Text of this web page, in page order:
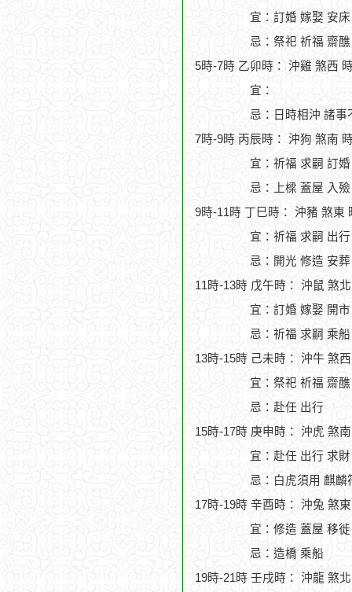
宜：訂婚 嫁娶 安
忌：祭祀 祈福 齋
5時-7時 乙卯時： 沖雞 煞西
宜：
忌：日時相沖 諸事
7時-9時 丙辰時： 沖狗 煞南
宜：祈福 求嗣 訂
忌：上樑 蓋屋 入殮
9時-11時 丁巳時： 沖豬 煞東
宜：祈福 求嗣 出
忌：開光 修造 安葬
11時-13時 戊午時： 沖鼠 煞
宜：訂婚 嫁娶 開
忌：祈福 求嗣 乘船
13時-15時 己未時： 沖牛 煞
宜：祭祀 祈福 齋
忌：赴任 出行
15時-17時 庚申時： 沖虎 煞
宜：赴任 出行 求
忌：白虎須用 麒麟
17時-19時 辛酉時： 沖兔 煞
宜：修造 蓋屋 移
忌：造橋 乘船
19時-21時 壬戌時： 沖龍 煞